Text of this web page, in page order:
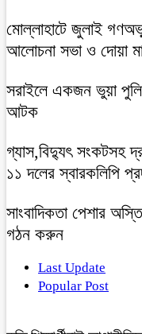
মোল্লাহাটে জুলাই
আলোচনা সভা ও দোয়া
সরাইলে একজন ভুয়া
আটক
গ্যাস,বিদ্যুৎ সংকটসহ
১১ দলের স্বারকলিপি
সাংবাদিকতা পেশার
গঠন করুন
Last Update
Popular Post